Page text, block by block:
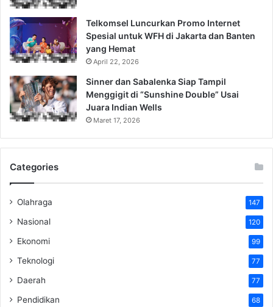
Telkomsel Luncurkan Promo Internet
Spesial untuk WFH di Jakarta dan Banten
yang Hemat
April 22, 2026
Sinner dan Sabalenka Siap Tampil
Menggigit di “Sunshine Double” Usai
Juara Indian Wells
Maret 17, 2026
Categories
Olahraga 147
Nasional 120
Ekonomi 99
Teknologi 77
Daerah 77
Pendidikan 68